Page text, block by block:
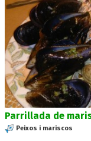
Parrillada de
Peixos i mariscos